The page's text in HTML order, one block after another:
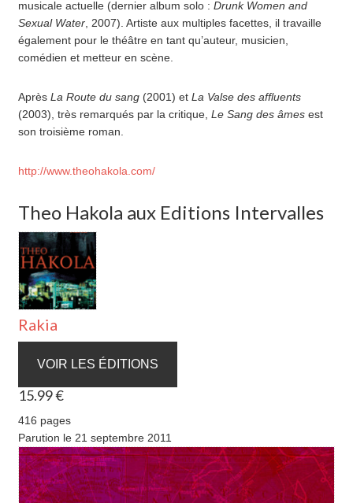
musicale actuelle (dernier album solo : Drunk Women and
Sexual Water, 2007). Artiste aux multiples facettes, il travaille
également pour le théâtre en tant qu’auteur, musicien,
comédien et metteur en scène.
Après La Route du sang(2001) et La Valse des affluents
(2003), très remarqués par la critique, Le Sang des âmesest
son troisième roman.
http://www.theohakola.com/
Theo Hakola aux Editions Intervalles
Rakia
VOIR LES ÉDITIONS
15.99 €
416 pages
Parution le 21 septembre 2011